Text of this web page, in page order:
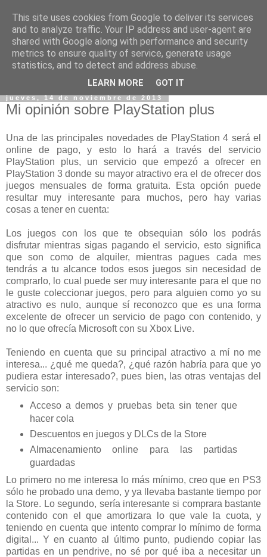
jueves, 14 de noviembre de 2013
Mi opinión sobre PlayStation plus
Una de las principales novedades de PlayStation 4 será el
online de pago, y esto lo hará a través del servicio
PlayStation plus, un servicio que empezó a ofrecer en
PlayStation 3 donde su mayor atractivo era el de ofrecer dos
juegos mensuales de forma gratuita. Esta opción puede
resultar muy interesante para muchos, pero hay varias
cosas a tener en cuenta:
Los juegos con los que te obsequian sólo los podrás
disfrutar mientras sigas pagando el servicio, esto significa
que son como de alquiler, mientras pagues cada mes
tendrás a tu alcance todos esos juegos sin necesidad de
comprarlo, lo cual puede ser muy interesante para el que no
le guste coleccionar juegos, pero para alguien como yo su
atractivo es nulo, aunque sí reconozco que es una forma
excelente de ofrecer un servicio de pago con contenido, y
no lo que ofrecía Microsoft con su Xbox Live.
Teniendo en cuenta que su principal atractivo a mí no me
interesa... ¿qué me queda?, ¿qué razón habría para que yo
pudiera estar interesado?, pues bien, las otras ventajas del
servicio son:
Acceso a demos y pruebas beta sin tener que
hacer cola
Descuentos en juegos y DLCs de la Store
Almacenamiento online para las partidas
guardadas
Lo primero no me interesa lo más mínimo, creo que en PS3
sólo he probado una demo, y ya llevaba bastante tiempo por
la Store. Lo segundo, sería interesante si comprara bastante
contenido con el que amortizara lo que vale la cuota, y
teniendo en cuenta que intento comprar lo mínimo de forma
digital... Y en cuanto al último punto, pudiendo copiar las
partidas en un pendrive, no sé por qué iba a necesitar un
This site uses cookies from Google to deliver its services
and to analyze traffic. Your IP address and user-agent are
shared with Google along with performance and security
metrics to ensure quality of service, generate usage
statistics, and to detect and address abuse.
LEARN MORE GOT IT